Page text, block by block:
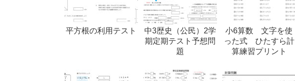
平方根の利用テスト
中3歴史（公民）2学
期定期テスト予想問
題
小6算数 文字を使
った式 ひたすら計
算練習プリント